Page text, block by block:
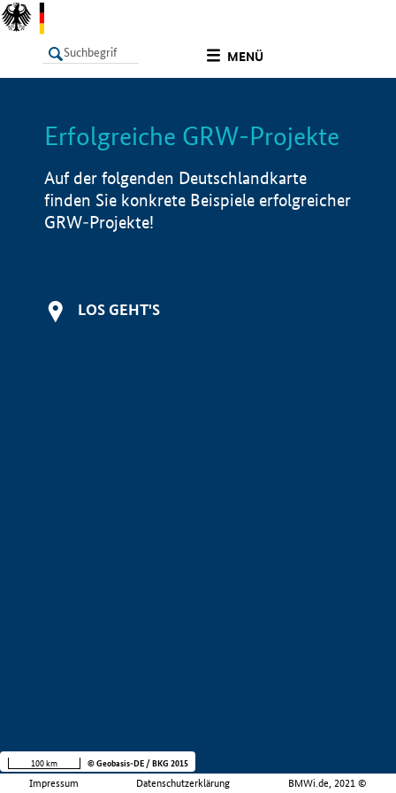
MENÜ
LISTE Info
Erfolgreiche GRW-Projekte
Auf der folgenden Deutschlandkarte
finden Sie konkrete Beispiele erfolgreicher
GRW-Projekte!
LOS GEHT'S
Impressum Datenschutzerklärung BMWi.de, 2021 ©
100 km © Geobasis-DE / BKG 2015